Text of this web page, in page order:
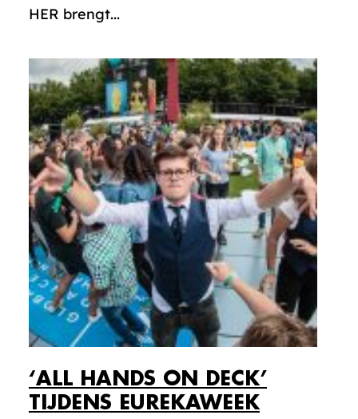
HER brengt...
‘ALL HANDS ON DECK’
TIJDENS EUREKAWEEK